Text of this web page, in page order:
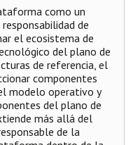
como un
de
el ecosistema de
del plano de
de referencia, el
componentes
modelo operativo y
del plano de
más allá del
de la